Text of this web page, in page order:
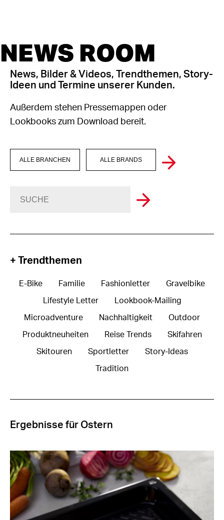
NEWS ROOM
News, Bilder & Videos, Trendthemen, Story-
Ideen und Termine unserer Kunden.
Außerdem stehen Pressemappen oder
Lookbooks zum Download bereit.
ALLE BRANCHEN ALLE BRANDS
+ Trendthemen
E-Bike Familie Fashionletter Gravelbike
Lifestyle Letter Lookbook-Mailing
Microadventure Nachhaltigkeit Outdoor
Produktneuheiten Reise Trends Skifahren
Skitouren Sportletter Story-Ideas
Tradition
Ergebnisse für Ostern